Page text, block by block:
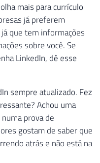
mais para currículo
já preferem
que tem informações
sobre você. Se
LinkedIn, dê esse
sempre atualizado. Fez
Achou uma
prova de
gostam de saber que
atrás e não está na